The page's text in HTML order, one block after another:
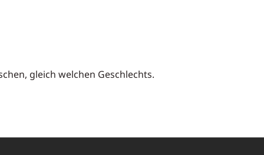
gleich welchen Geschlechts.